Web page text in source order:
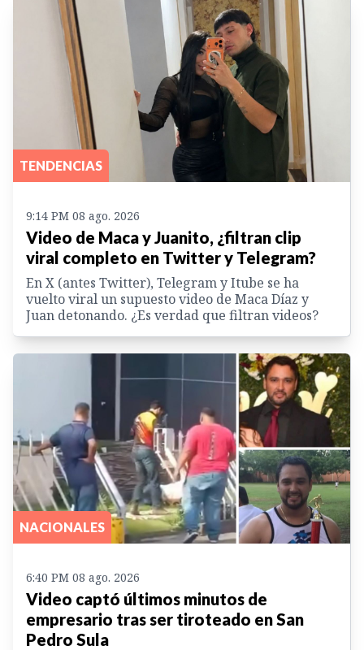
TENDENCIAS
9:14 PM 08 ago. 2026
Video de Maca y Juanito, ¿filtran clip
viral completo en Twitter y Telegram?
En X (antes Twitter), Telegram y Itube se ha
vuelto viral un supuesto video de Maca Díaz y
Juan detonando. ¿Es verdad que filtran videos?
NACIONALES
6:40 PM 08 ago. 2026
Video captó últimos minutos de
empresario tras ser tiroteado en San
Pedro Sula